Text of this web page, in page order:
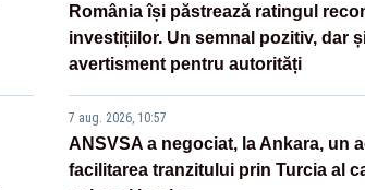
România își păstrează ratingul
investițiilor. Un semnal pozitiv, dar
avertisment pentru autorități
7 aug. 2026, 10:57
ANSVSA a negociat, la Ankara, un
facilitarea tranzitului prin Turcia al